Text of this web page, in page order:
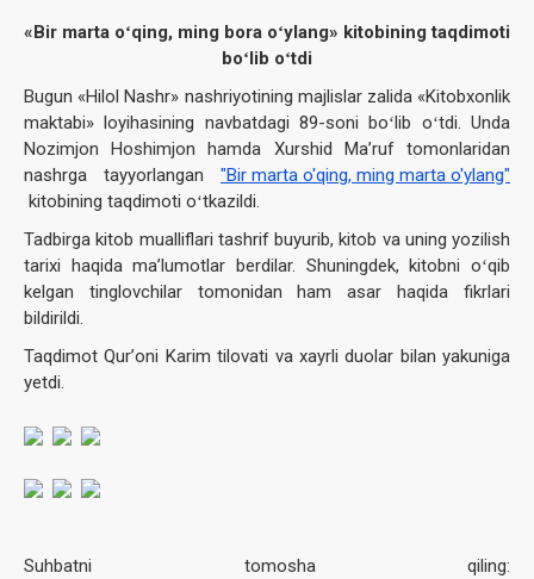
«Bir marta oʻqing, ming bora oʻylang» kitobining taqdimoti
boʻlib oʻtdi
Bugun «Hilol Nashr» nashriyotining majlislar zalida «Kitobxonlik
maktabi» loyihasining navbatdagi 89-soni boʻlib oʻtdi. Unda
Nozimjon Hoshimjon hamda Xurshid Maʼruf tomonlaridan
nashrga tayyorlangan "Bir marta o'qing, ming marta o'ylang"
kitobining taqdimoti oʻtkazildi.
Tadbirga kitob mualliflari tashrif buyurib, kitob va uning yozilish
tarixi haqida maʼlumotlar berdilar. Shuningdek, kitobni oʻqib
kelgan tinglovchilar tomonidan ham asar haqida fikrlari
bildirildi.
Taqdimot Qurʼoni Karim tilovati va xayrli duolar bilan yakuniga
yetdi.
Suhbatni tomosha qiling: